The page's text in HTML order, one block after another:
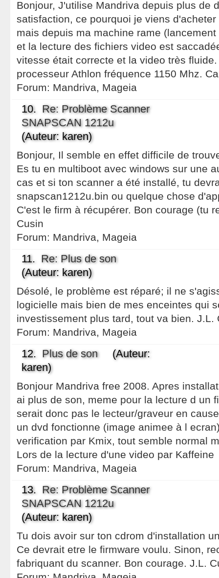
Bonjour, J'utilise Mandriva depuis plus de
satisfaction, ce pourquoi je viens
mais depuis ma machine rame
et la lecture des fichiers video est
vitesse était correcte et la video très
processeur Athlon fréquence 1150 Mhz.
Forum: Mandriva, Mageia
10. Re: Problème Scanner
SNAPSCAN 1212u
(Auteur: karen)
Bonjour, Il semble en effet difficile de
Es tu en multiboot avec windows sur une
cas et si ton scanner a été installé, tu
snapscan1212u.bin ou quelque chose
C'est le firm à récupérer. Bon courage (tu
Cusin
Forum: Mandriva, Mageia
11. Re: Plus de son
(Auteur: karen)
Désolé, le problème est réparé; il ne
logicielle mais bien de mes enceintes qui
investissement plus tard, tout va bien. J.L.
Forum: Mandriva, Mageia
12. Plus de son(Auteur:
karen)
Bonjour Mandriva free 2008. Apres
ai plus de son, meme pour la lecture d un
serait donc pas le lecteur/graveur en
un dvd fonctionne (image animee à l
verification par Kmix, tout semble normal
Lors de la lecture d'une video par Kaffeine
Forum: Mandriva, Mageia
13. Re: Problème Scanner
SNAPSCAN 1212u
(Auteur: karen)
Tu dois avoir sur ton cdrom d'installation
Ce devrait etre le firmware voulu. Sinon,
fabriquant du scanner. Bon courage. J.L.